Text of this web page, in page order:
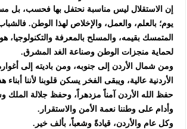
إن الاستقلال ليس مناسبة نحتفل بها فحسب، بل
يوم؛ بالعلم، والعمل، والإخلاص لهذا الوطن.
المتمسك بقيمه، والمسلح بالمعرفة والتكنولوجيا،
لحماية منجزات الوطن وصناعة الغد المشرق.
ومن شمال الأردن إلى جنوبه، ومن باديته إلى
الأردنية عالية، ويبقى الفخر يسكن قلوبنا لأننا
حفظ الله الأردن آمناً مزدهراً، وحفظ جلالة الملك
وأدام على وطننا نعمة الأمن والاستقرار.
وكل عام والأردن، قيادةً وشعباً، بألف خير.